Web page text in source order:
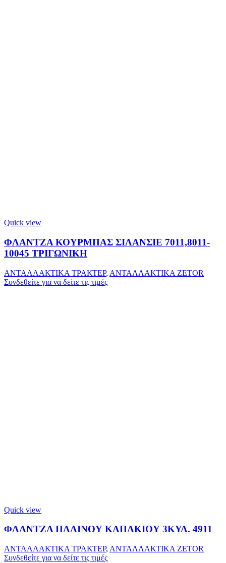
Quick view
ΦΛΑΝΤΖΑ ΚΟΥΡΜΠΑΣ ΣΙΛΑΝΣΙΕ 7011,8011-
10045 ΤΡΙΓΩΝΙΚΗ
ΑΝΤΑΛΛΑΚΤΙΚΑ ΤΡΑΚΤΕΡ, ΑΝΤΑΛΛΑΚΤΙΚΑ ZETOR
Συνδεθείτε για να δείτε τις τιμές
Quick view
ΦΛΑΝΤΖΑ ΠΛΑΙΝΟΥ ΚΑΠΑΚΙΟΥ 3ΚΥΛ. 4911
ΑΝΤΑΛΛΑΚΤΙΚΑ ΤΡΑΚΤΕΡ, ΑΝΤΑΛΛΑΚΤΙΚΑ ZETOR
Συνδεθείτε για να δείτε τις τιμές